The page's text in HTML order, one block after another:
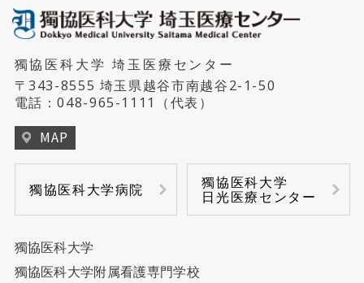
獨協医科大学 埼玉医療センター
〒343-8555 埼玉県越谷市南越谷2-1-50
電話：048-965-1111 （代表）
MAP
獨協医科大学病院
獨協医科大学
日光医療センター
獨協医科大学
獨協医科大学附属看護専門学校